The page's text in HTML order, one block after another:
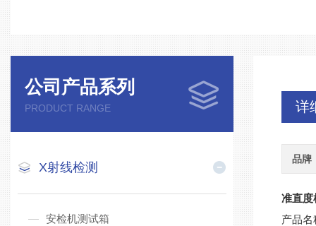
公司产品系列
PRODUCT RANGE
X射线检测
安检机测试箱
详
品牌
准直度
产品